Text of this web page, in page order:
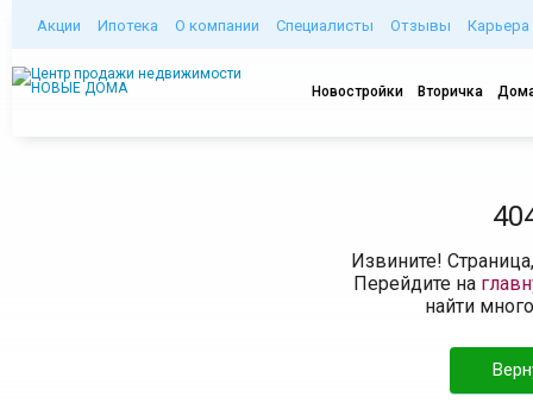
Акции Ипотека О компании Специалисты Отзывы Карьера
Новостройки Вторичка
Извините!
Перейдите на
найти